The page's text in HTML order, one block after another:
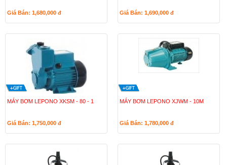
Giá Bán: 1,680,000 đ Giá Bán: 1,690,000 đ
MÁY BƠM LEPONO XKSM - 80 - 1
Giá Bán: 1,750,000 đ
MÁY BƠM LEPONO XJWM - 10M
Giá Bán: 1,780,000 đ